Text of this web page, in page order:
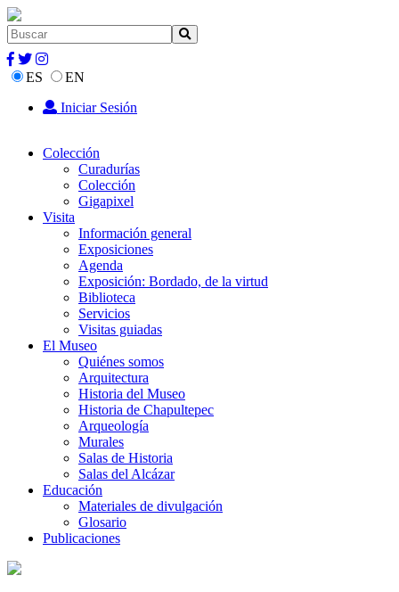
ES
EN
Iniciar Sesión
Colección
Curadurías
Colección
Gigapixel
Visita
Información general
Exposiciones
Agenda
Exposición: Bordado, de la virtud
Biblioteca
Servicios
Visitas guiadas
El Museo
Quiénes somos
Arquitectura
Historia del Museo
Historia de Chapultepec
Arqueología
Murales
Salas de Historia
Salas del Alcázar
Educación
Materiales de divulgación
Glosario
Publicaciones